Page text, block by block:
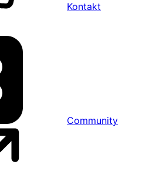
Kontakt
Community